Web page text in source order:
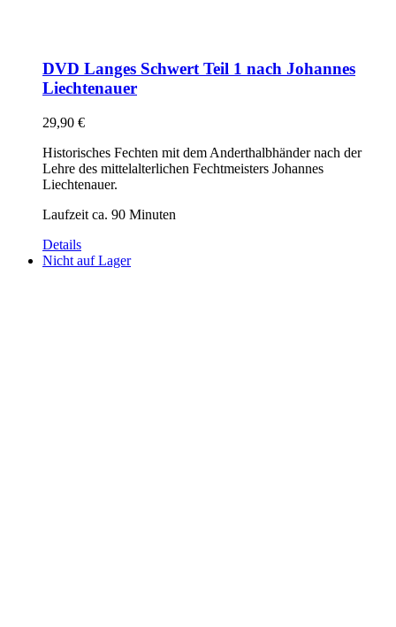
DVD Langes Schwert Teil 1 nach Johannes
Liechtenauer
29,90 €
Historisches Fechten mit dem Anderthalbhänder nach der
Lehre des mittelalterlichen Fechtmeisters Johannes
Liechtenauer.
Laufzeit ca. 90 Minuten
Details
Nicht auf Lager